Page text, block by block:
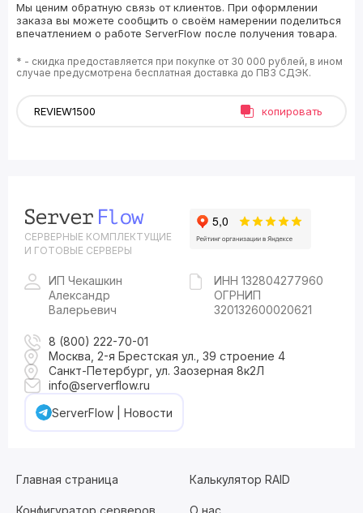
Мы ценим обратную связь от клиентов. При оформлении
заказа вы можете сообщить о своём намерении поделиться
впечатлением о работе ServerFlow после получения товара.
* - скидка предоставляется при покупке от 30 000 рублей, в ином
случае предусмотрена бесплатная доставка до ПВЗ СДЭК.
копировать
СЕРВЕРНЫЕ КОМПЛЕКТУЩИЕ
И ГОТОВЫЕ СЕРВЕРЫ
ИП Чекашкин
Александр
Валерьевич
ИНН 132804277960
ОГРНИП
320132600020621
8 (800) 222-70-01
Москва, 2-я Брестская ул., 39 строение 4
Санкт-Петербург, ул. Заозерная 8к2Л
info@serverflow.ru
ServerFlow | Новости
Главная страница Калькулятор RAID
Конфигуратор серверов О нас